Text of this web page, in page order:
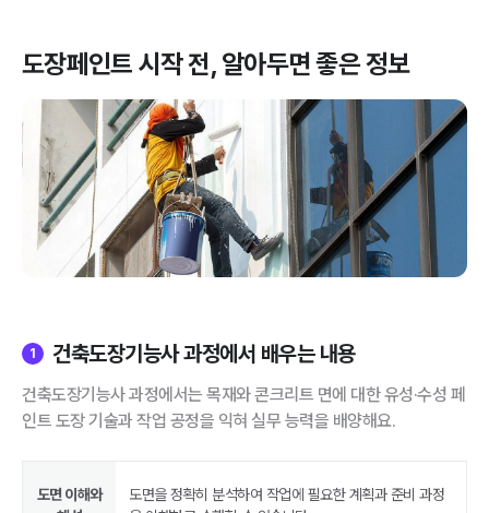
도장페인트 시작 전, 알아두면 좋은 정보
1 건축도장기능사 과정에서 배우는 내용
건축도장기능사 과정에서는 목재와 콘크리트 면에 대한 유성·수성 페
인트 도장 기술과 작업 공정을 익혀 실무 능력을 배양해요.
도면 이해와
도면을 정확히 분석하여 작업에 필요한 계획과 준비 과정